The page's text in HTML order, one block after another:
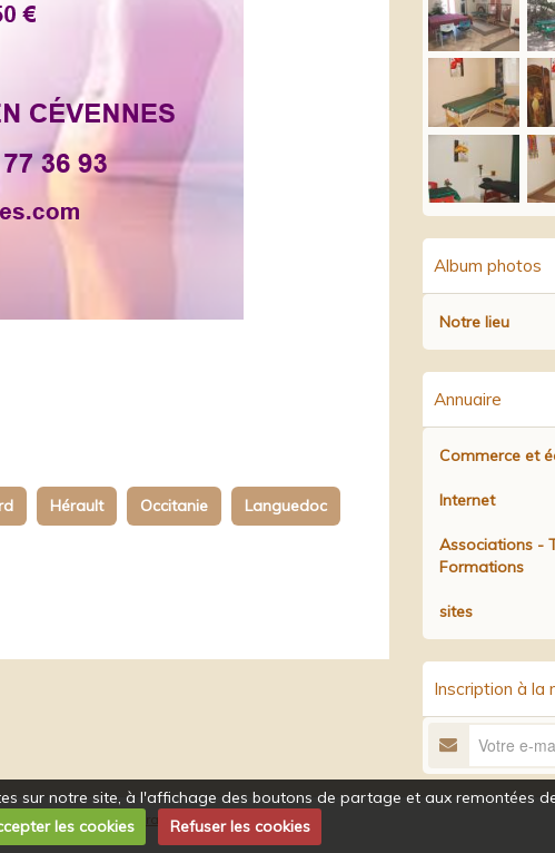
Hérault Occitanie Languedoc
Album photos
Notre lieu
Annuaire
Commerce et
Internet
Associations -
Formations
sites
Inscription à la
Conditions générales d'utilisation
sur notre site, à l'affichage des boutons de partage et aux remontées
les cookies
Refuser les cookies